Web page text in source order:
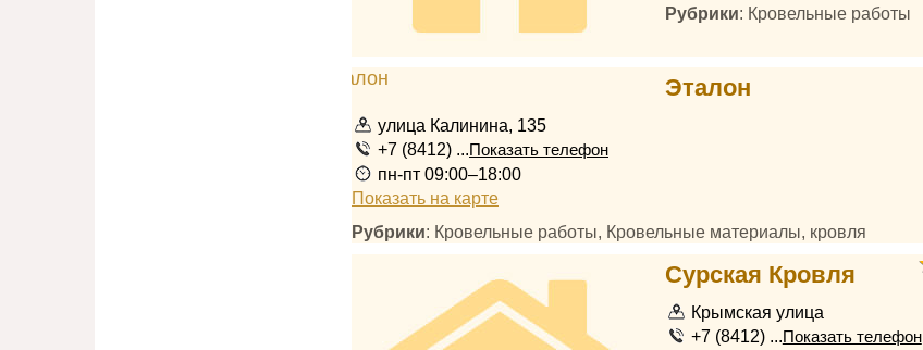
Рубрики: Кровельные работы
Эталон
улица Калинина, 135
+7 (8412) ...Показать телефон
пн-пт 09:00–18:00
Показать на карте
Рубрики: Кровельные работы, Кровельные материалы, кровля
Сурская Кровля
Крымская улица
+7 (8412) ...Показать телефон